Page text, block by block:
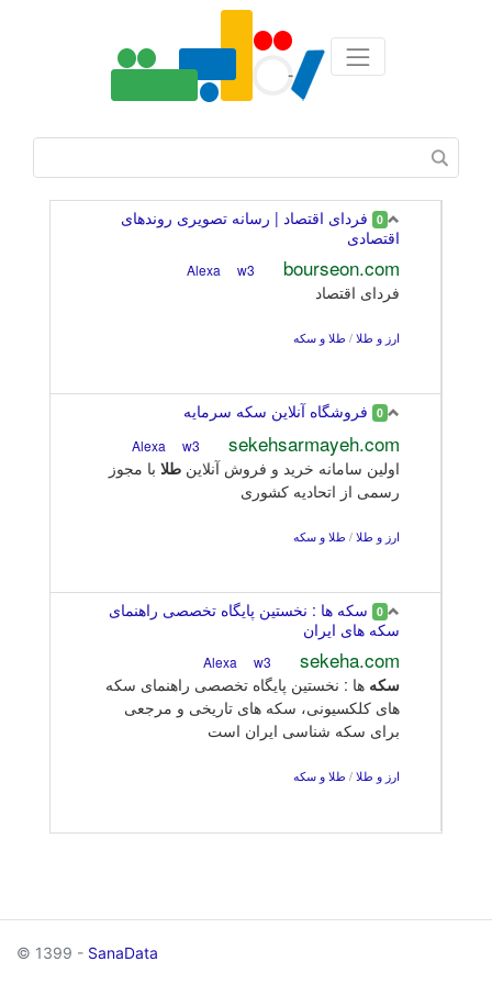
0 فردای اقتصاد | رسانه تصویری روندهای
اقتصادی
bourseon.com
w3
فردای اقتصاد
ارز و طلا / طلا و سکه
0 فروشگاه آنلاین سکه سرمایه
sekehsarmayeh.com
w3
اولین سامانه خرید و فروش آنلاین طلا با مجوز
رسمی از اتحادیه کشوری
ارز و طلا / طلا و سکه
0 سکه ها : نخستین پایگاه تخصصی راهنمای
سکه های ایران
sekeha.com
w3
سکه ها : نخستین پایگاه تخصصی راهنمای سکه
های کلکسیونی، سکه های تاریخی و مرجعی
برای سکه شناسی ایران است
ارز و طلا / طلا و سکه
© 1399 - SanaData